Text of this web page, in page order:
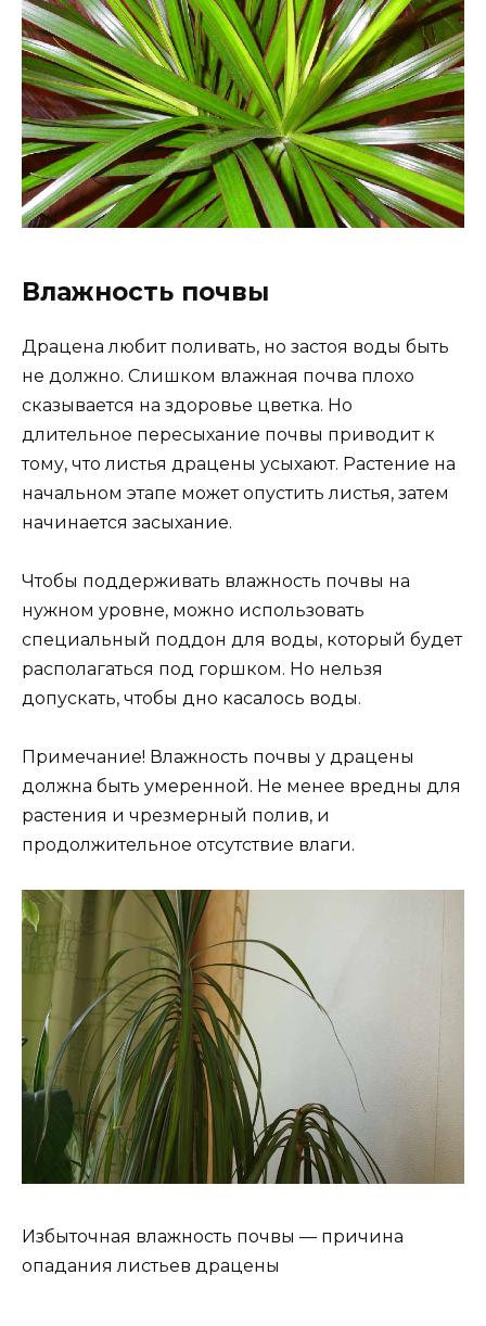
Влажность почвы
Драцена любит поливать, но застоя воды быть
не должно. Слишком влажная почва плохо
сказывается на здоровье цветка. Но
длительное пересыхание почвы приводит к
тому, что листья драцены усыхают. Растение на
начальном этапе может опустить листья, затем
начинается засыхание.
Чтобы поддерживать влажность почвы на
нужном уровне, можно использовать
специальный поддон для воды, который будет
располагаться под горшком. Но нельзя
допускать, чтобы дно касалось воды.
Примечание! Влажность почвы у драцены
должна быть умеренной. Не менее вредны для
растения и чрезмерный полив, и
продолжительное отсутствие влаги.
Избыточная влажность почвы — причина
опадания листьев драцены